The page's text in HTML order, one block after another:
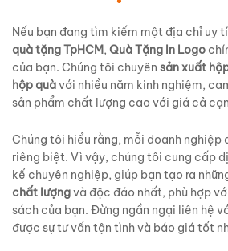
Nếu bạn đang tìm kiếm một địa chỉ uy
quà tặng TpHCM, Quà Tặng In Logo
của bạn. Chúng tôi chuyên sản xuất
hộp quàvới nhiều năm kinh nghiệm,
sản phẩm chất lượng cao với giá cả
Chúng tôi hiểu rằng, mỗi doanh nghiệp
riêng biệt. Vì vậy, chúng tôi cung cấp
kế chuyên nghiệp, giúp bạn tạo ra
chất lượngvà độc đáo nhất, phù hợp
sách của bạn. Đừng ngần ngại liên hệ
được sự tư vấn tận tình và báo giá tốt